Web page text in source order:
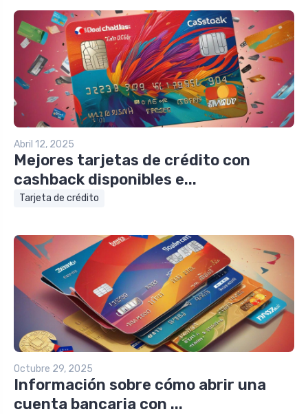
Abril 12, 2025
Mejores tarjetas de crédito con
cashback disponibles e...
Tarjeta de crédito
Octubre 29, 2025
Información sobre cómo abrir una
cuenta bancaria con ...